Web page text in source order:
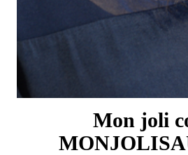
Mon joli